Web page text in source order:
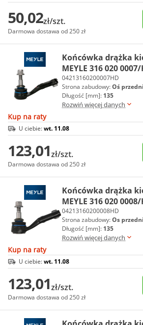
50,02zł/szt.
Darmowa dostawa od 250 zł
Końcówka drążka
MEYLE 316 020
04213160200007HD
Strona zabudowy:Oś
Długość [mm]: 135
Rozwiń więcej danych
Kup na raty
U ciebie:wt. 11.08
123,01zł/szt.
Darmowa dostawa od 250 zł
Końcówka drążka
MEYLE 316 020
04213160200008HD
Strona zabudowy:Os
Długość [mm]: 135
Rozwiń więcej danych
Kup na raty
U ciebie:wt. 11.08
123,01zł/szt.
Darmowa dostawa od 250 zł